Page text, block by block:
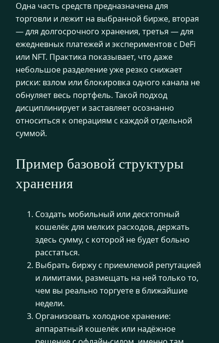
Одна часть средств предназначена для
торговли и лежит на выбранной бирже, вторая
— для долгосрочного хранения, третья — для
ежедневных платежей и экспериментов с DeFi
или NFT. Практика показывает, что даже
небольшое разделение уже резко снижает
риски: взлом или блокировка одного канала не
обнуляет весь портфель. Такой подход
дисциплинирует и заставляет осознанно
относиться к операциям с каждой отдельной
суммой.
Пример базовой структуры
хранения
Создать мобильный или десктопный
кошелёк для мелких расходов, держать
здесь сумму, с которой не будет больно
расстаться.
Выбрать биржу с приемлемой репутацией
и лимитами, размещать на ней только то,
чем вы реально торгуете в ближайшие
недели.
Организовать холодное хранение:
аппаратный кошелёк или надёжное